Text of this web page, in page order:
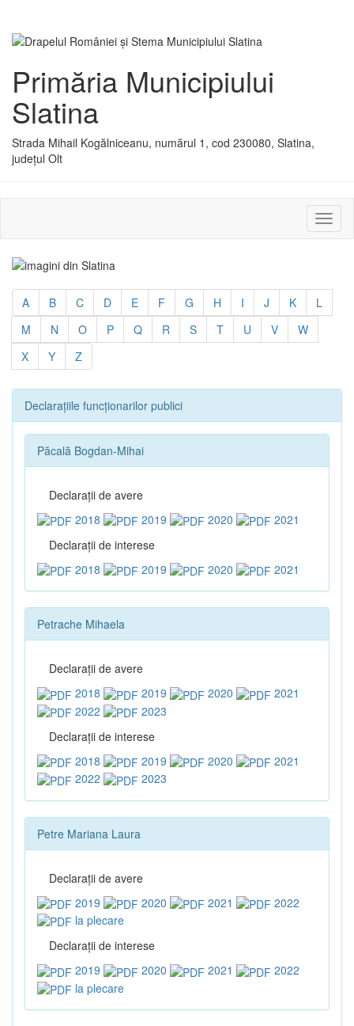
Primăria Municipiului
Slatina
Strada Mihail Kogălniceanu, numărul 1, cod 230080, Slatina,
județul Olt
sau
A B C D E F G H I J K
L
M
N O P Q R S T U V
W
X
Y Z
Declarațiile funcționarilor publici
Păcală Bogdan-Mihai
Declaraţii de avere
2018
2019 2020
2021
Declaraţii de interese
2018
2019 2020 2021
Petrache Mihaela
Declaraţii de avere
2018
2019 2020
2021
2022
2023
Declaraţii de interese
2018
2019 2020
2021
2022
2023
Petre Mariana Laura
Declaraţii de avere
2019
2020 2021
2022
la plecare
Declaraţii de interese
2019
2020 2021
2022
la plecare